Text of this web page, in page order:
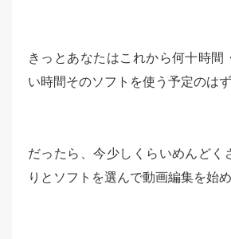
きっとあなたはこれから何十時間
い時間そのソフトを使う予定のはず
だったら、今少しくらいめんどく
りとソフトを選んで動画編集を始